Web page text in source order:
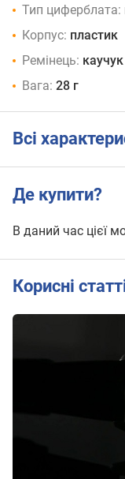
Тип циферблата:
Корпус: пластик
Ремінець: каучук
Вага: 28 г
Всі
Де купити?
В даний час цієї
Корисні